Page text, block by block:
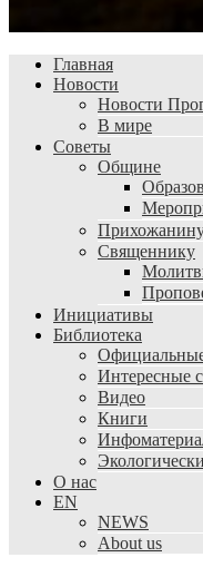
Главная
Новости
Новости
В мире
Советы
Общине
Священнику
Инициативы
Библиотека
Интересные
Видео
Книги
О нас
EN
NEWS
About us